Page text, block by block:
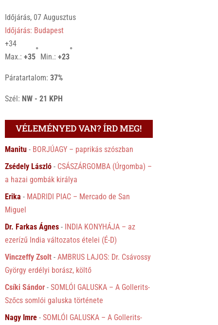
Időjárás, 07 Augusztus
Időjárás: Budapest
+34
Max.:+35
°
Min.:+23
°
Páratartalom:37%
Szél: NW - 21 KPH
VÉLEMÉNYED VAN? ÍRD MEG!
Manitu - BORJÚAGY – paprikás szószban
Zsédely László - CSÁSZÁRGOMBA (Úrgomba) –
a hazai gombák királya
Erika - MADRIDI PIAC – Mercado de San
Miguel
Dr. Farkas Ágnes - INDIA KONYHÁJA – az
ezerízű India változatos ételei (É-D)
Vinczeffy Zsolt -AMBRUS LAJOS: Dr. Csávossy
György erdélyi borász, költő
Csíki Sándor -SOMLÓI GALUSKA – A Gollerits-
Szőcs somlói galuska története
Nagy Imre -SOMLÓI GALUSKA – A Gollerits-